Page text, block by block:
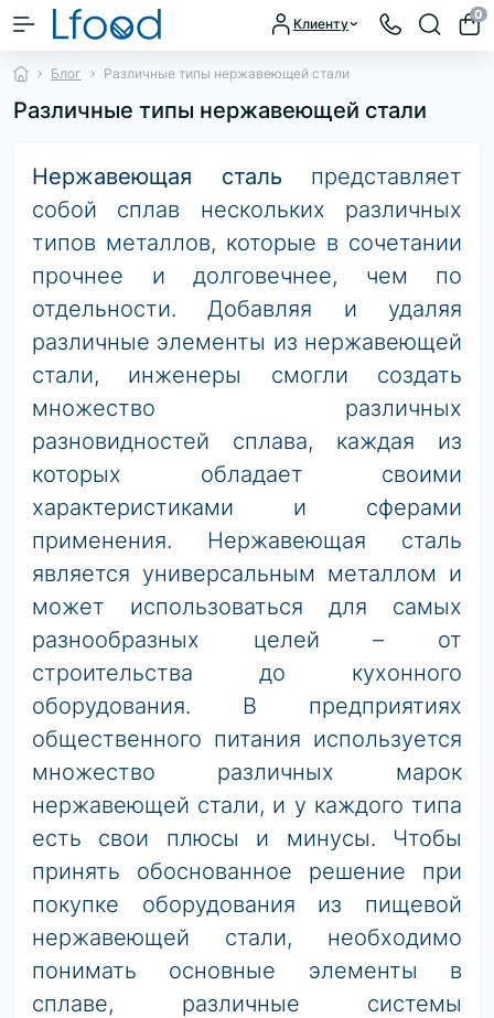
Клиенту
0
Блог Различные типы нержавеющей стали
Различные типы нержавеющей стали
Нержавеющая сталь представляет
собой сплав нескольких различных
типов металлов, которые в сочетании
прочнее и долговечнее, чем по
отдельности. Добавляя и удаляя
различные элементы из нержавеющей
стали, инженеры смогли создать
множество различных
разновидностей сплава, каждая из
которых обладает своими
характеристиками и сферами
применения. Нержавеющая сталь
является универсальным металлом и
может использоваться для самых
разнообразных целей – от
строительства до кухонного
оборудования. В предприятиях
общественного питания используется
множество различных марок
нержавеющей стали, и у каждого типа
есть свои плюсы и минусы. Чтобы
принять обоснованное решение при
покупке оборудования из пищевой
нержавеющей стали, необходимо
понимать основные элементы в
сплаве, различные системы